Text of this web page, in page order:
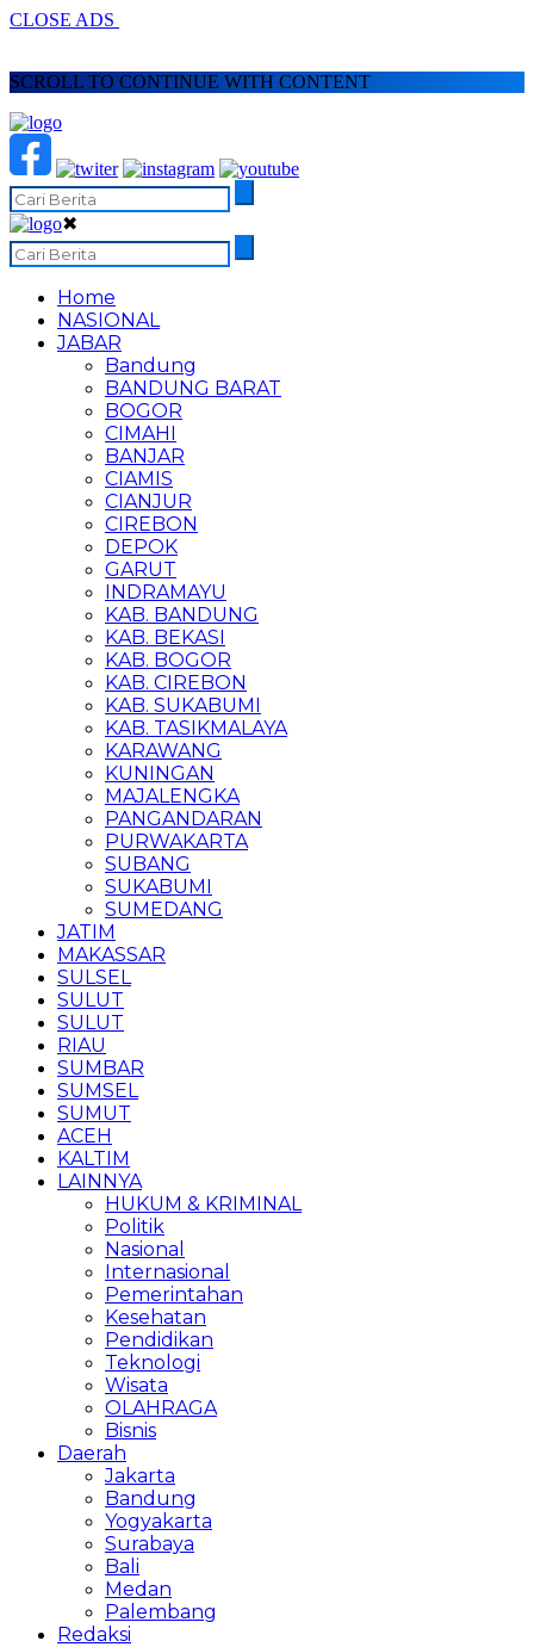
CLOSE ADS
SCROLL TO CONTINUE WITH CONTENT
✖
Home
NASIONAL
JABAR
Bandung
BANDUNG BARAT
BOGOR
CIMAHI
BANJAR
CIAMIS
CIANJUR
CIREBON
DEPOK
GARUT
INDRAMAYU
KAB. BANDUNG
KAB. BEKASI
KAB. BOGOR
KAB. CIREBON
KAB. SUKABUMI
KAB. TASIKMALAYA
KARAWANG
KUNINGAN
MAJALENGKA
PANGANDARAN
PURWAKARTA
SUBANG
SUKABUMI
SUMEDANG
JATIM
MAKASSAR
SULSEL
SULUT
SULUT
RIAU
SUMBAR
SUMSEL
SUMUT
ACEH
KALTIM
LAINNYA
HUKUM & KRIMINAL
Politik
Nasional
Internasional
Pemerintahan
Kesehatan
Pendidikan
Teknologi
Wisata
OLAHRAGA
Bisnis
Daerah
Jakarta
Bandung
Yogyakarta
Surabaya
Bali
Medan
Palembang
Redaksi